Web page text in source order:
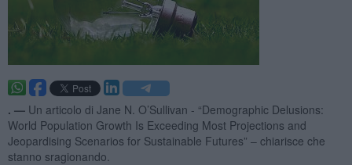
. — Un articolo di Jane N. O’Sullivan - “Demographic Delusions:
World Population Growth Is Exceeding Most Projections and
Jeopardising Scenarios for Sustainable Futures” – chiarisce che
stanno sragionando.